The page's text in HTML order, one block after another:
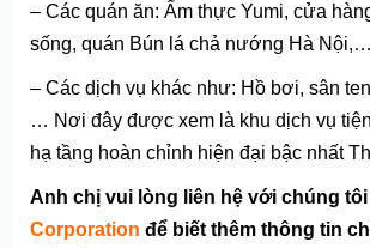
– Các quán ăn: Ẩm thực Yumi, cửa
sống, quán Bún lá chả nướng Hà
– Các dịch vụ khác như: Hồ bơi, sân
… Nơi đây được xem là khu dịch vụ
hạ tầng hoàn chỉnh hiện đại bậc nhất
Anh chị vui lòng liên hệ với chúng tôi
Corporation để biết thêm thông tin